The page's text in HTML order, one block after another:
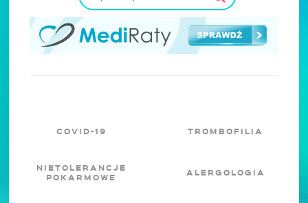
COVID-19 TROMBOFILIA
NIETOLERANCJE
POKARMOWE
ALERGOLOGIA